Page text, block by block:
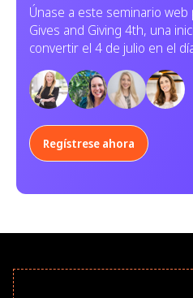
donaciones y servicio
Únase a este seminario
Gives and Giving 4th, una
convertir el 4 de julio en el
donaciones caritativas y
los EE. UU. Descubra cómo
organización.
Regístrese ahora